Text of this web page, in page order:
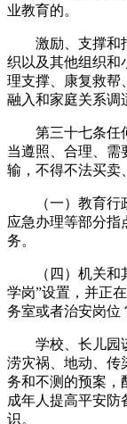
业教育的。
激励、支撑和指
织以及其他组织和
理支撑、康复救帮
融入和家庭关系调
第三十七条任何
当遵照、合理、需
输，不得不法买卖
（一）教育行政
应急办理等部分指
务。
（四）机关和其
学岗”设置，并正
务室或者治安岗位
学校、长儿园该
涝灾祸、地动、传
务和不测的预案，
成年人提高平安防
识。